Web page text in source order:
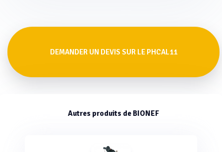
DEMANDER UN DEVIS SUR LE PHCAL11
Autres produits de BIONEF